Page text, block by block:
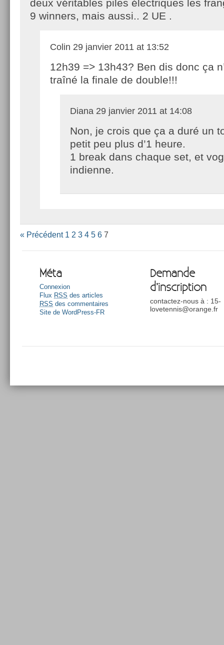
deux véritables piles électriques les
9 winners, mais aussi.. 2 UE .
Colin 29 janvier 2011 at 13:52
12h39 => 13h43? Ben dis donc ça
traîné la finale de double!!!
Diana 29 janvier 2011 at 14:08
Non, je crois que ça a duré un
petit peu plus d’1 heure.
1 break dans chaque set, et
indienne.
« Précédent 1 2 3 4 5 6 7
Méta
Connexion
Flux RSS des articles
RSS des commentaires
Site de WordPress-FR
Demande
d’inscription
contactez-nous à : 15-
lovetennis@orange.fr